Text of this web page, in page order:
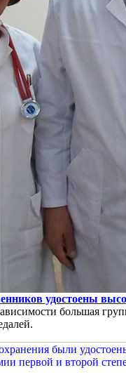
удостоены
большая